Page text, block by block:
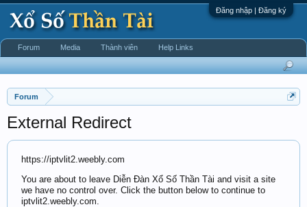
Đăng nhập | Đăng ký
Forum
External Redirect
https://iptvlit2.weebly.com
You are about to leave Diễn Đàn Xổ Số Thần Tài and visit a site
we have no control over. Click the button below to continue to
iptvlit2.weebly.com.
Forum Media Thành viên Help Links